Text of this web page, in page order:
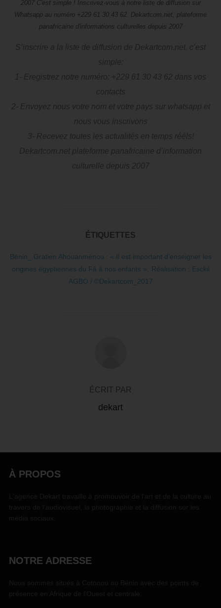
S’inscrire a la liste de diffusion de Dekartcom.net, c’est
simple:
1- Eregistrez notre numéro: +229 61 30 43 62 dans vos
contacts
2- Envoyez nous votre nom et votre pays sur whatsapp et
nous vous inscrivons
3- Recevez toutes les actualités en temps rééls!
Dekartcom.net plateforme panafricaine d’information
culturelle depuis 2007
ÉTIQUETTES
Bénin_ Gratien Ahouanmènou : « Il est important d’enseigner les
origines égyptiennes du Fâ à nos enfants »
Réalisation : Esckil
AGBO / ©Dekartcom_2017
ÉCRIT PAR
dekart
À PROPOS
NOTRE ADRESSE